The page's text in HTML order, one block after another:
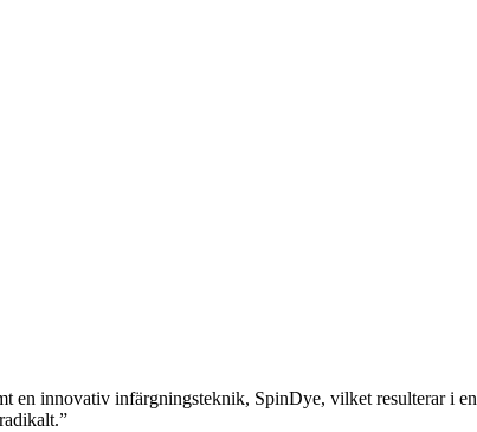
en innovativ infärgningsteknik, SpinDye, vilket resulterar i en